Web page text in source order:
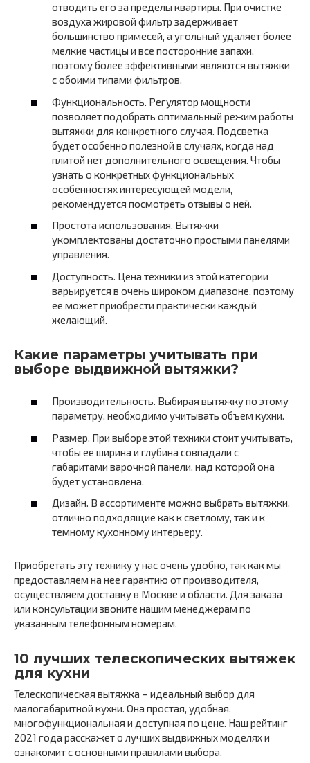
отводить его за пределы квартиры. При очистке
воздуха жировой фильтр задерживает
большинство примесей, а угольный удаляет более
мелкие частицы и все посторонние запахи,
поэтому более эффективными являются вытяжки
с обоими типами фильтров.
Функциональность. Регулятор мощности
позволяет подобрать оптимальный режим работы
вытяжки для конкретного случая. Подсветка
будет особенно полезной в случаях, когда над
плитой нет дополнительного освещения. Чтобы
узнать о конкретных функциональных
особенностях интересующей модели,
рекомендуется посмотреть отзывы о ней.
Простота использования. Вытяжки
укомплектованы достаточно простыми панелями
управления.
Доступность. Цена техники из этой категории
варьируется в очень широком диапазоне, поэтому
ее может приобрести практически каждый
желающий.
Какие параметры учитывать при
выборе выдвижной вытяжки?
Производительность. Выбирая вытяжку по этому
параметру, необходимо учитывать объем кухни.
Размер. При выборе этой техники стоит учитывать,
чтобы ее ширина и глубина совпадали с
габаритами варочной панели, над которой она
будет установлена.
Дизайн. В ассортименте можно выбрать вытяжки,
отлично подходящие как к светлому, так и к
темному кухонному интерьеру.
Приобретать эту технику у нас очень удобно, так как мы
предоставляем на нее гарантию от производителя,
осуществляем доставку в Москве и области. Для заказа
или консультации звоните нашим менеджерам по
указанным телефонным номерам.
10 лучших телескопических вытяжек
для кухни
Телескопическая вытяжка – идеальный выбор для
малогабаритной кухни. Она простая, удобная,
многофункциональная и доступная по цене. Наш рейтинг
2021 года расскажет о лучших выдвижных моделях и
ознакомит с основными правилами выбора.